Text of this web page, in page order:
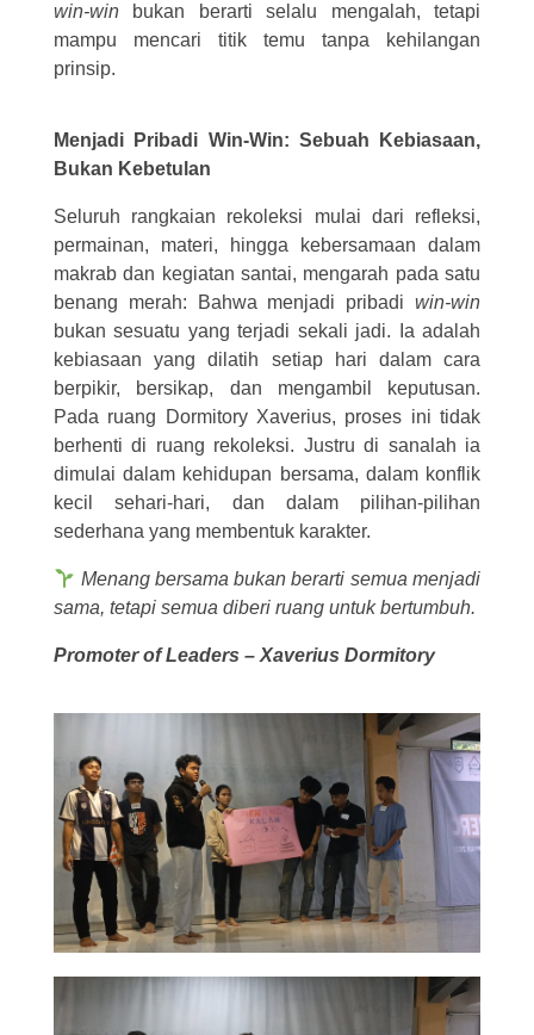
win-win bukan berarti selalu mengalah, tetapi
mampu mencari titik temu tanpa kehilangan
prinsip.
Menjadi Pribadi Win-Win: Sebuah Kebiasaan,
Bukan Kebetulan
Seluruh rangkaian rekoleksi mulai dari refleksi,
permainan, materi, hingga kebersamaan dalam
makrab dan kegiatan santai, mengarah pada satu
benang merah: Bahwa menjadi pribadi win-win
bukan sesuatu yang terjadi sekali jadi. Ia adalah
kebiasaan yang dilatih setiap hari dalam cara
berpikir, bersikap, dan mengambil keputusan.
Pada ruang Dormitory Xaverius, proses ini tidak
berhenti di ruang rekoleksi. Justru di sanalah ia
dimulai dalam kehidupan bersama, dalam konflik
kecil sehari-hari, dan dalam pilihan-pilihan
sederhana yang membentuk karakter.
Menang bersama bukan berarti semua menjadi
sama, tetapi semua diberi ruang untuk bertumbuh.
Promoter of Leaders – Xaverius Dormitory